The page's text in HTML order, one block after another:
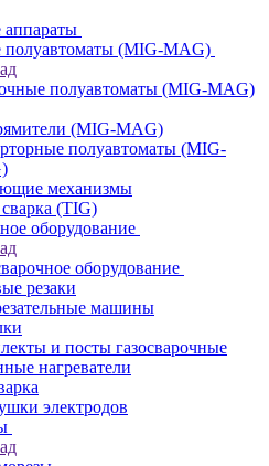
полуавтоматы (MIG-MAG)
полуавтоматы (MIG-MAG)
(MIG-MAG)
полуавтоматы (MIG-
механизмы
(TIG)
оборудование
оборудование
резаки
машины
и посты газосварочные
нагреватели
электродов